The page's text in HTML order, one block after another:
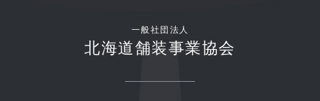
一般社団法人
北海道舗装事業協会